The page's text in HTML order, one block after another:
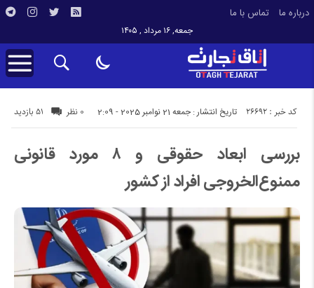
درباره ما تماس با ما
جمعه, ۱۶ مرداد , ۱۴۰۵
تاریخ انتشار : جمعه 21 نوامبر 2025 - 2:09 51 بازدید کد خبر : 26692 0 نظر
بررسی ابعاد حقوقی و ۸ مورد قانونی
ممنوع‌الخروجی افراد از کشور